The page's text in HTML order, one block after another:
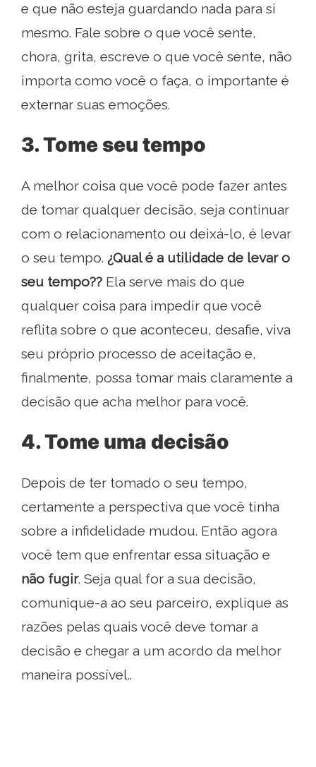
e que não esteja guardando nada para si
mesmo. Fale sobre o que você sente,
chora, grita, escreve o que você sente, não
importa como você o faça, o importante é
externar suas emoções.
3. Tome seu tempo
A melhor coisa que você pode fazer antes
de tomar qualquer decisão, seja continuar
com o relacionamento ou deixá-lo, é levar
o seu tempo. ¿Qual é a utilidade de levar o
seu tempo?? Ela serve mais do que
qualquer coisa para impedir que você
reflita sobre o que aconteceu, desafie, viva
seu próprio processo de aceitação e,
finalmente, possa tomar mais claramente a
decisão que acha melhor para você.
4. Tome uma decisão
Depois de ter tomado o seu tempo,
certamente a perspectiva que você tinha
sobre a infidelidade mudou. Então agora
você tem que enfrentar essa situação e
não fugir. Seja qual for a sua decisão,
comunique-a ao seu parceiro, explique as
razões pelas quais você deve tomar a
decisão e chegar a um acordo da melhor
maneira possível..